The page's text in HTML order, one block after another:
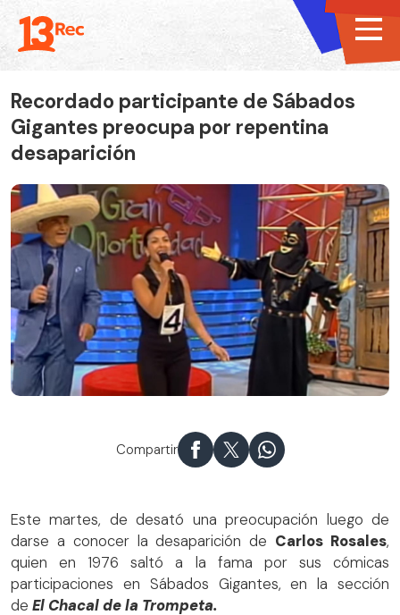
Recordado participante de Sábados
Gigantes preocupa por repentina
desaparición
Compartir
Este martes, de desató una preocupación luego de
darse a conocer la desaparición de Carlos Rosales,
quien en 1976 saltó a la fama por sus cómicas
participaciones en Sábados Gigantes, en la sección
de El Chacal de la Trompeta.